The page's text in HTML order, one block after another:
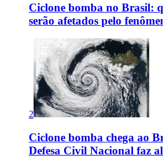
Ciclone bomba no Brasil:
serão afetados pelo
2
Ciclone bomba chega ao
Defesa Civil Nacional faz